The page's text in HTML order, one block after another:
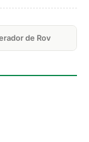
de Rov